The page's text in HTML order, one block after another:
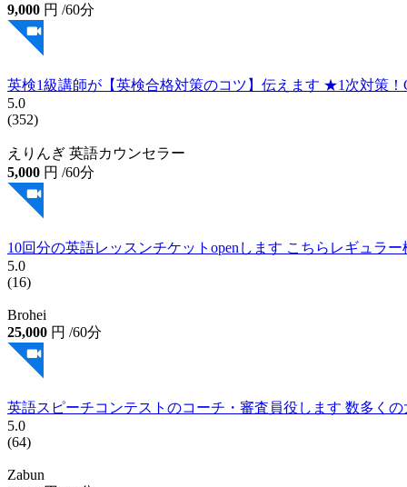
まめみぃ｜米在住歴12年の英語講師
9,000円
英検1級講師が【英検合格対策のコツ】伝えます ★1次対策
5.0
えりんぎ 英語カウンセラー
5,000円
10回分の英語レッスンチケットopenします こちらレギュラ
5.0
Brohei
25,000
英語スピーチコンテストのコーチ・審査員役します 数多く
5.0